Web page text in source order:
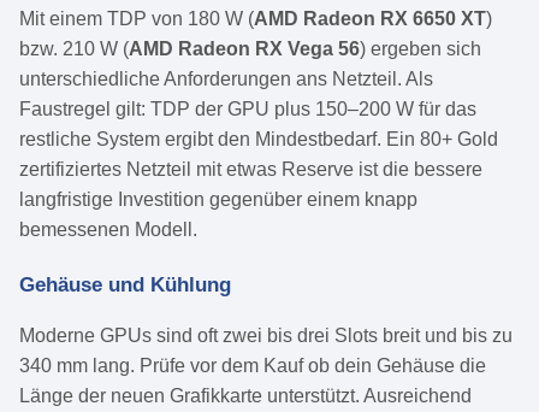
Mit einem TDP von 180 W (AMD Radeon RX 6650 XT)
bzw. 210 W (AMD Radeon RX Vega 56) ergeben sich
unterschiedliche Anforderungen ans Netzteil. Als
Faustregel gilt: TDP der GPU plus 150–200 W für das
restliche System ergibt den Mindestbedarf. Ein 80+ Gold
zertifiziertes Netzteil mit etwas Reserve ist die bessere
langfristige Investition gegenüber einem knapp
bemessenen Modell.
Gehäuse und Kühlung
Moderne GPUs sind oft zwei bis drei Slots breit und bis zu
340 mm lang. Prüfe vor dem Kauf ob dein Gehäuse die
Länge der neuen Grafikkarte unterstützt. Ausreichend